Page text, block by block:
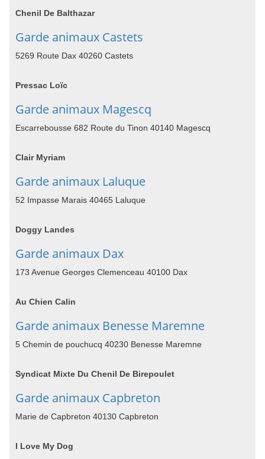
Chenil De Balthazar
Garde animaux Castets
5269 Route Dax 40260 Castets
Pressac Loïc
Garde animaux Magescq
Escarrebousse 682 Route du Tinon 40140 Magescq
Clair Myriam
Garde animaux Laluque
52 Impasse Marais 40465 Laluque
Doggy Landes
Garde animaux Dax
173 Avenue Georges Clemenceau 40100 Dax
Au Chien Calin
Garde animaux Benesse Maremne
5 Chemin de pouchucq 40230 Benesse Maremne
Syndicat Mixte Du Chenil De Birepoulet
Garde animaux Capbreton
Marie de Capbreton 40130 Capbreton
I Love My Dog